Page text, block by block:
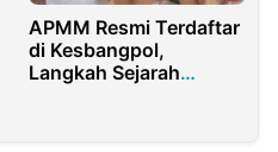
APMM Resmi Terdaftar
di Kesbangpol,
Langkah Sejarah